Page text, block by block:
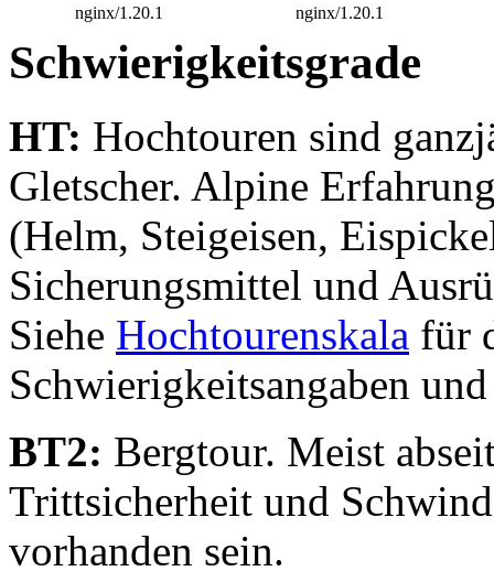
Schwierigkeitsgrade
HT: Hochtouren sind
Gletscher. Alpine
(Helm, Steigeisen,
Sicherungsmittel und
Siehe Hochtourenskala für
Schwierigkeitsangaben
BT2: Bergtour. Meist
Trittsicherheit und
vorhanden sein.